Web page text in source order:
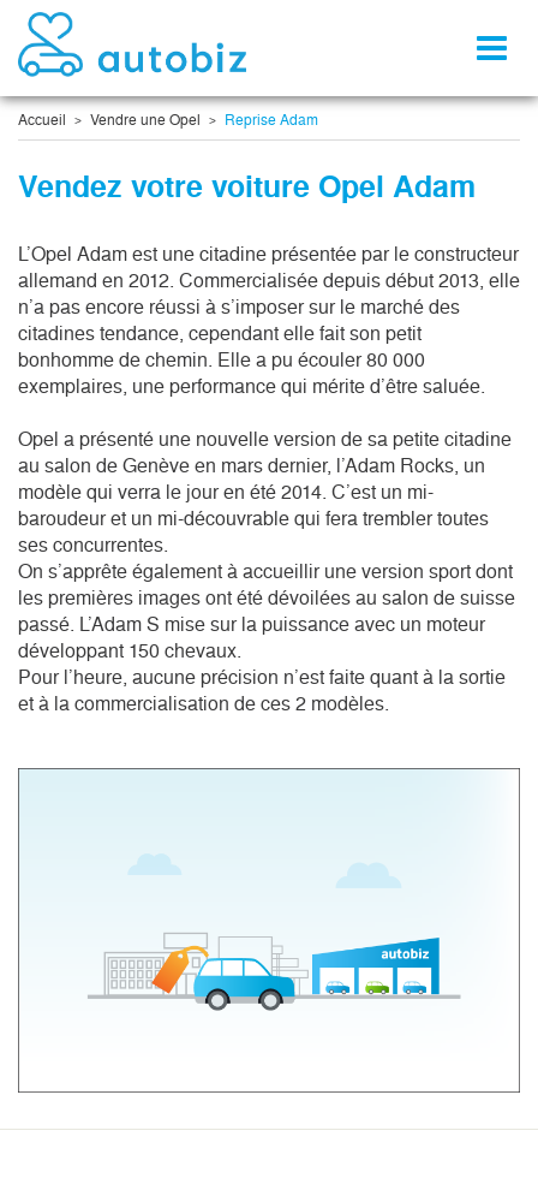
Accueil Vendre une Opel Reprise Adam
Vendez votre voiture Opel Adam
L’Opel Adam est une citadine présentée par le constructeur
allemand en 2012. Commercialisée depuis début 2013, elle
n’a pas encore réussi à s’imposer sur le marché des
citadines tendance, cependant elle fait son petit
bonhomme de chemin. Elle a pu écouler 80 000
exemplaires, une performance qui mérite d’être saluée.
Opel a présenté une nouvelle version de sa petite citadine
au salon de Genève en mars dernier, l’Adam Rocks, un
modèle qui verra le jour en été 2014. C’est un mi-
baroudeur et un mi-découvrable qui fera trembler toutes
ses concurrentes.
On s’apprête également à accueillir une version sport dont
les premières images ont été dévoilées au salon de suisse
passé. L’Adam S mise sur la puissance avec un moteur
développant 150 chevaux.
Pour l’heure, aucune précision n’est faite quant à la sortie
et à la commercialisation de ces 2 modèles.